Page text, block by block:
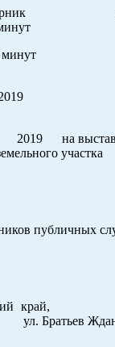
вторник
выставке
участка
публичных